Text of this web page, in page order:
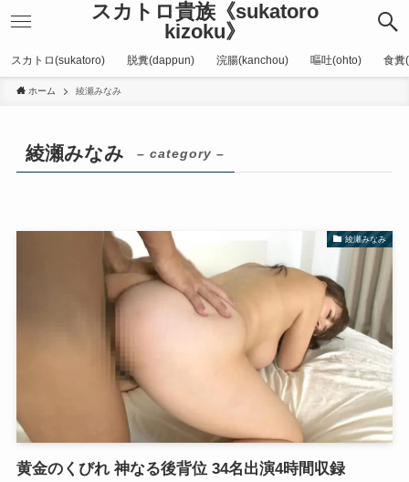
スカトロ貴族《sukatoro
kizoku》
スカトロ(sukatoro) 脱糞(dappun) 浣腸(kanchou) 嘔吐(ohto) 食糞
ホーム 綾瀬みなみ
綾瀬みなみ – category –
綾瀬みなみ
黄金のくびれ 神なる後背位 34名出演4時間収録